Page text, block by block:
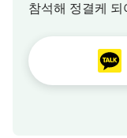
참석해 정결케